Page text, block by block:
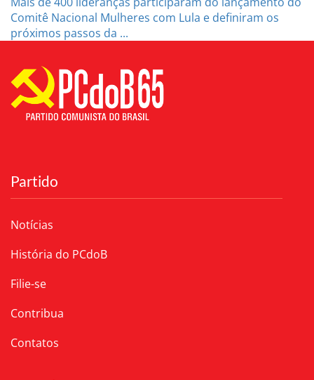
Comitê Nacional Mulheres com Lula e definiram os
próximos passos da ...
Partido
Notícias
História do PCdoB
Filie-se
Contribua
Contatos